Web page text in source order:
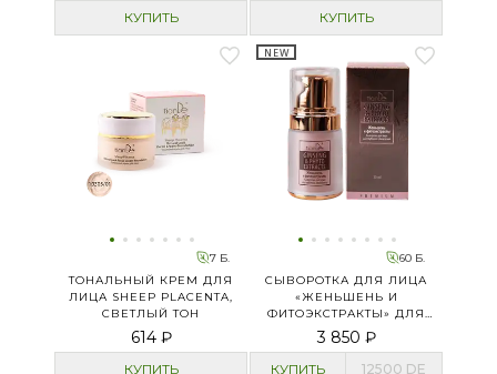
КУПИТЬ КУПИТЬ
7 Б.
ТОНАЛЬНЫЙ КРЕМ ДЛЯ
ЛИЦА SHEEP PLACENTA,
СВЕТЛЫЙ ТОН
614 ₽
КУПИТЬ
NEW
60 Б.
СЫВОРОТКА ДЛЯ ЛИЦА
«ЖЕНЬШЕНЬ И
ФИТОЭКСТРАКТЫ» ДЛЯ
ГЛУБОКОГО
ОБНОВЛЕНИЯ
3 850 ₽
КУПИТЬ 12500 DE